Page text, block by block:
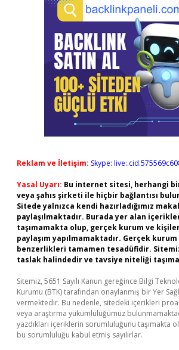
Reklam ve İletişim: Skype:
Yasal Uyarı: Bu internet sitesi, herhangi
veya şahıs şirketi ile hiçbir bağlantısı
Sitede yalnızca kendi hazırladığımız
paylaşılmaktadır. Burada yer alan
taşımamakta olup, gerçek kurum ve
paylaşım yapılmamaktadır. Gerçek
benzerlikleri tamamen tesadüfidir.
taslak halindedir ve tavsiye niteliği
Sitemiz, 5651 Sayılı Kanun gereğince Bilgi
Kurumu (BTK) tarafından onaylanmış bir Yer
vermektedir. Bu nedenle, sitedeki içerikleri
veya araştırma yükümlülüğümüz
yazdıkları içeriklerin sorumluluğunu taşımakta
bu sorumluluğu kabul etmiş sayılırlar.